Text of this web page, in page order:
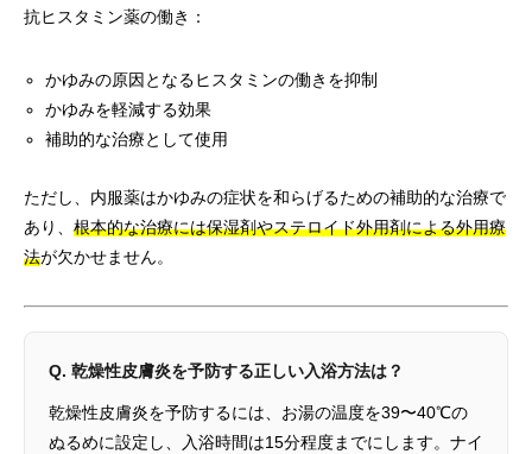
抗ヒスタミン薬の働き：
かゆみの原因となるヒスタミンの働きを抑制
かゆみを軽減する効果
補助的な治療として使用
ただし、内服薬はかゆみの症状を和らげるための補助的な治療で
あり、 根本的な治療には保湿剤やステロイド外用剤による外用療
法が欠かせません。
Q. 乾燥性皮膚炎を予防する正しい入浴方法は？
乾燥性皮膚炎を予防するには、お湯の温度を39〜40℃の
ぬるめに設定し、入浴時間は15分程度までにします。ナイ